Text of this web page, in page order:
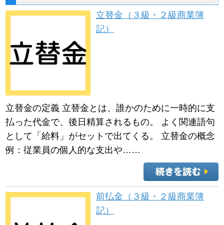
立替金（３級・２級商業簿
記）
立替金の定義 立替金とは、誰かのために一時的に支
払った代金で、後日精算されるもの。 よく関連語句
として「給料」がセットで出てくる。 立替金の概念
例：従業員の個人的な支出や……
前払金（３級・２級商業簿
記）